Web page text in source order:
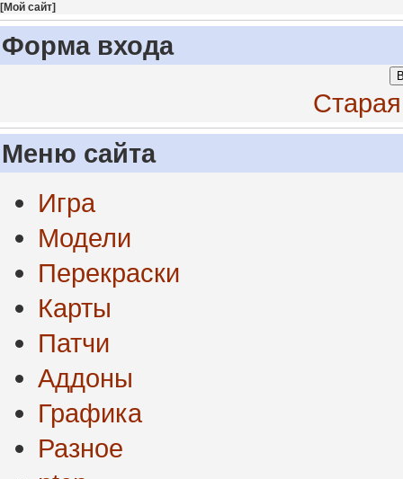
[Мой сайт]
Форма входа
Меню сайта
Игра
Модели
Перекраски
Карты
Патчи
Аддоны
Графика
Разное